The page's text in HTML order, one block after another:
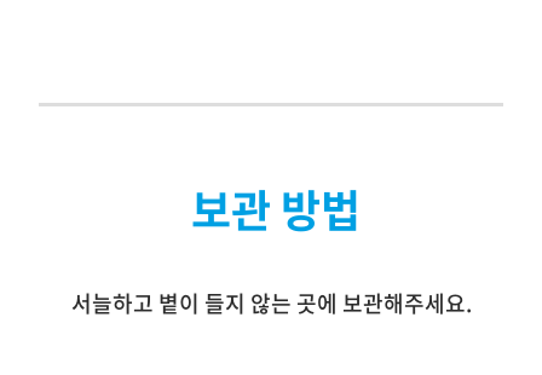
보관 방법
서늘하고 볕이 들지 않는 곳에 보관해주세요.